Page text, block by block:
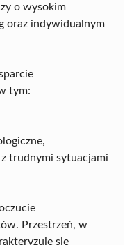
o wysokim
oraz indywidualnym
tym:
trudnymi sytuacjami
Przestrzeń, w
się